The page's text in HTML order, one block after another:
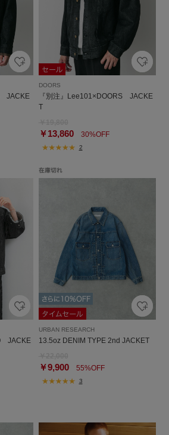
JACKE
DOORS
『別注』Lee101×DOORS JACKE
T
￥13,86030%OFF
2
JACKE
URBAN RESEARCH
13.5oz DENIM TYPE 2nd JACKET
￥9,90055%OFF
3